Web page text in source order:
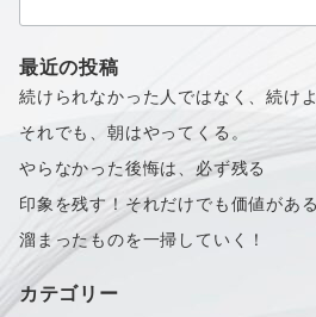
索：
最近の投稿
続けられなかった人ではなく、続け
それでも、朝はやってくる。
やらなかった後悔は、必ず残る
印象を残す！それだけでも価値がある
溜まったものを一掃していく！
カテゴリー